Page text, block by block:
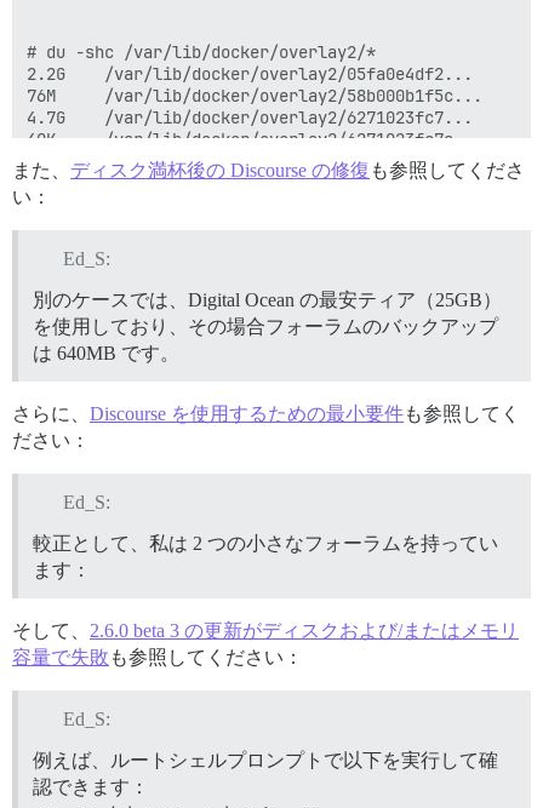
# du -shc /var/lib/docker/overlay2/*
2.2G	/var/lib/docker/overlay2/05fa0e4df2...
76M 	/var/lib/docker/overlay2/58b000b1f5c...
4.7G	/var/lib/docker/overlay2/6271023fc7...
40K 	/var/lib/docker/overlay2/6271023fc7a...
2.3G	/var/lib/docker/overlay2/91d6adf7ad...
481M	/var/lib/docker/overlay2/b6b06a7cee...
592M	/var/lib/docker/overlay2/d81e44d563...
36K 	/var/lib/docker/overlay2/l
# docker system df
TYPE                TOTAL               ACTIVE
Containers          1                   1
Local Volumes       0                   0
また、 ディスク満杯後の Discourse の修復 も参照してくださ
い：
Ed_S:
別のケースでは、Digital Ocean の最安ティア（25GB）
を使用しており、その場合フォーラムのバックアップ
は 640MB です。
さらに、 Discourse を使用するための最小要件も参照してく
ださい：
Ed_S:
較正として、私は 2 つの小さなフォーラムを持ってい
ます：
そして、 2.6.0 beta 3 の更新がディスクおよび/またはメモリ
容量で失敗 も参照してください：
Ed_S:
例えば、ルートシェルプロンプトで以下を実行して確
認できます：